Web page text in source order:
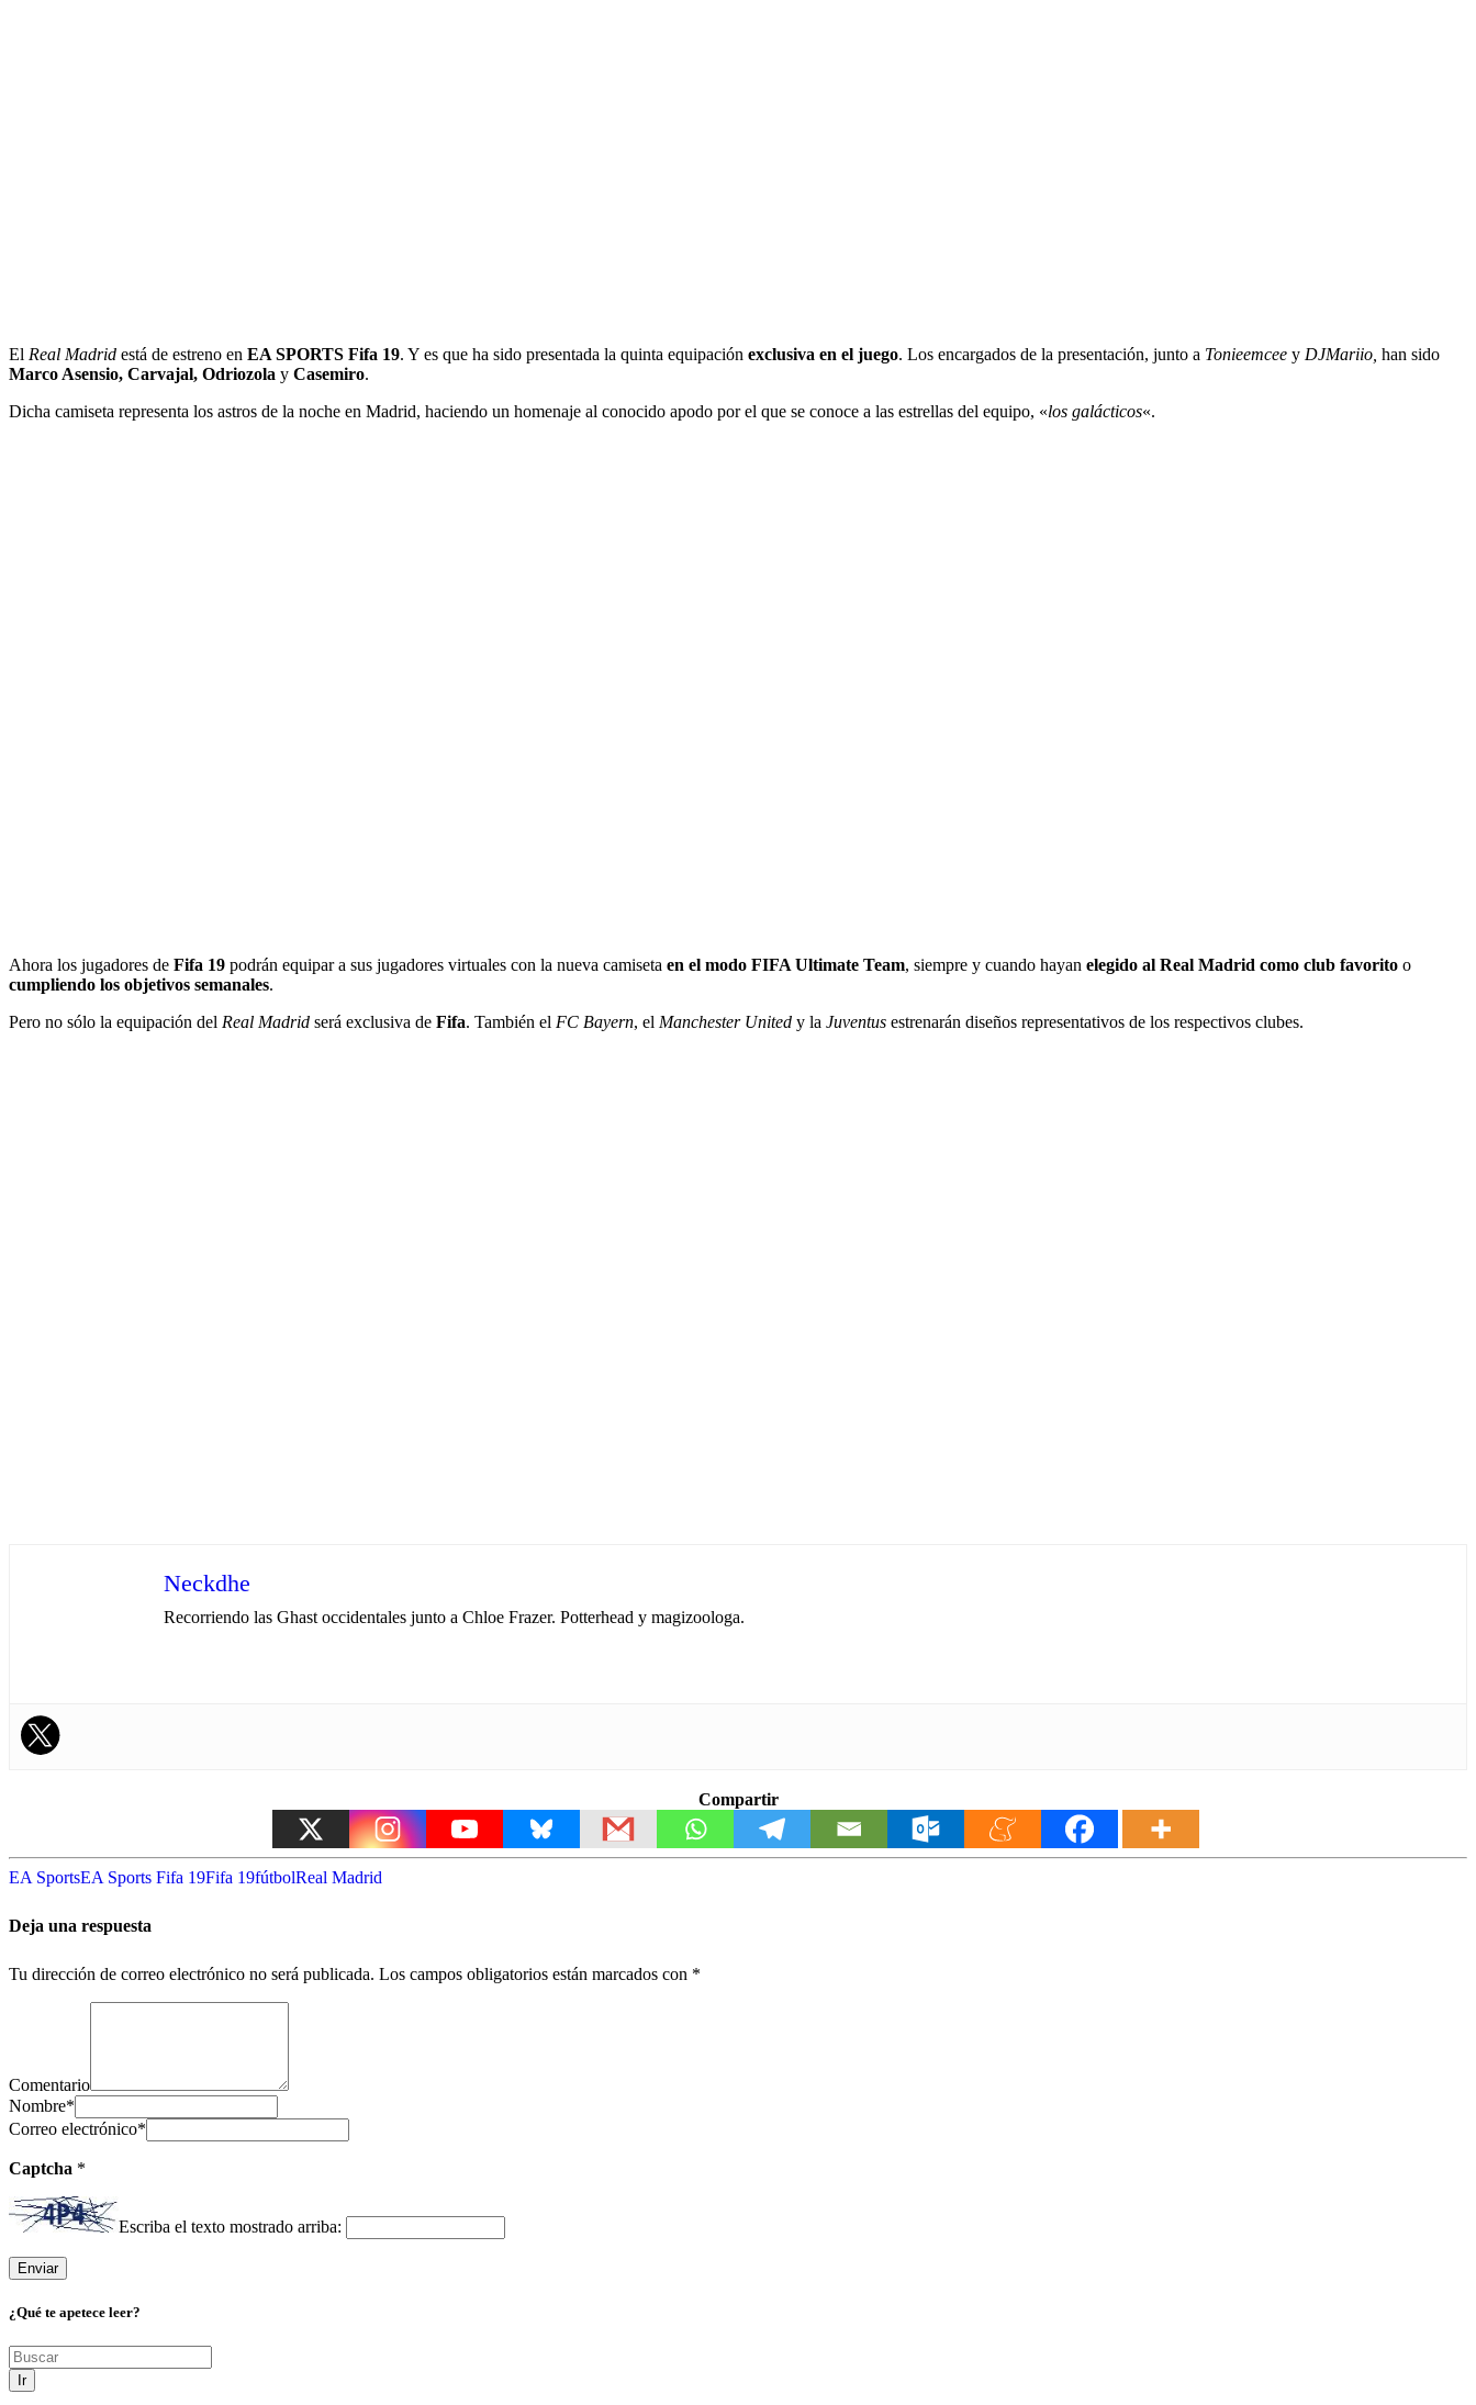
El Real Madrid está de estreno en EA SPORTS Fifa 19. Y es que ha sido presentada la quinta equipación exclusiva en el juego. Los encargados de la presentación, junto a Tonieemcee y DJMariio, han sido
Marco Asensio, Carvajal, Odriozola y Casemiro.
Dicha camiseta representa los astros de la noche en Madrid, haciendo un homenaje al conocido apodo por el que se conoce a las estrellas del equipo, «los galácticos«.
Ahora los jugadores de Fifa 19 podrán equipar a sus jugadores virtuales con la nueva camiseta en el modo FIFA Ultimate Team, siempre y cuando hayan elegido al Real Madrid como club favorito o
cumpliendo los objetivos semanales.
Pero no sólo la equipación del Real Madrid será exclusiva de Fifa. También el FC Bayern, el Manchester United y la Juventus estrenarán diseños representativos de los respectivos clubes.
Neckdhe
Recorriendo las Ghast occidentales junto a Chloe Frazer. Potterhead y magizoologa.
Compartir
EA SportsEA Sports Fifa 19Fifa 19fútbolReal Madrid
Deja una respuesta
Tu dirección de correo electrónico no será publicada. Los campos obligatorios están marcados con *
Comentario
Nombre*
Correo electrónico*
Captcha *
Escriba el texto mostrado arriba:
¿Qué te apetece leer?
Ir